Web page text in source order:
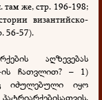
же, стр. 196-198;
византийско-
56-57).
აღზევებას
ის ჩათვლით? – 1)
იძულებული იყო